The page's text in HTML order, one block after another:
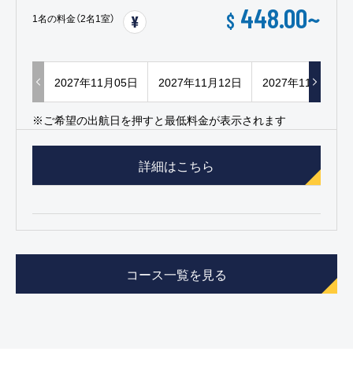
1名の料金（2名1室） $ 448.00~
2027年11月05日 2027年11月12日 2027年11月19日
※ご希望の出航日を押すと最低料金が表示されます
詳細はこちら
コース一覧を見る